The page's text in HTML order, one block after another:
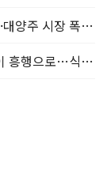
올 상반기 방한 외래객 1070만 돌파, 구미·대양주 시장 폭발적 성장
[유프로의 AI 픽] 익숙한 맛의 '포맷 전환'이 흥행으로…식품·외식 TOP3